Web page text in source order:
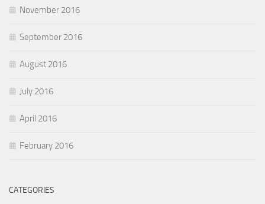
November 2016
September 2016
August 2016
July 2016
April 2016
February 2016
CATEGORIES